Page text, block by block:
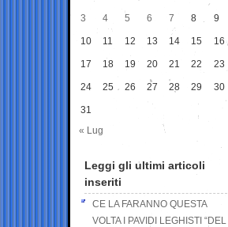
3 4 5 6 7 8 9
10 11 12 13 14 15 16
17 18 19 20 21 22 23
24 25 26 27 28 29 30
31
« Lug
Leggi gli ultimi articoli
inseriti
CE LA FARANNO QUESTA
VOLTA I PAVIDI LEGHISTI “DEL